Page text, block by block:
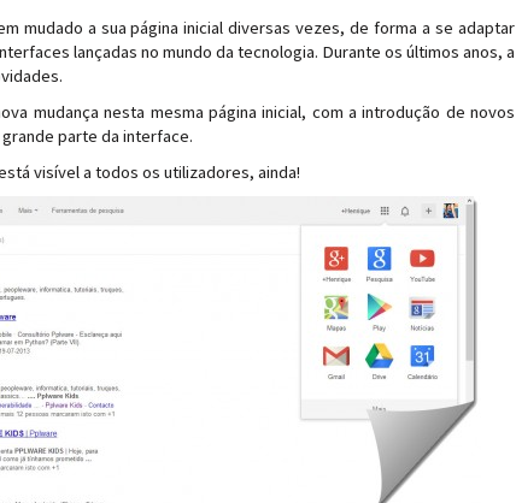
mudado a sua página inicial diversas vezes, de forma a se adaptar
lançadas no mundo da tecnologia. Durante os últimos anos, a
mudança nesta mesma página inicial, com a introdução de novos
parte da interface.
visível a todos os utilizadores, ainda!